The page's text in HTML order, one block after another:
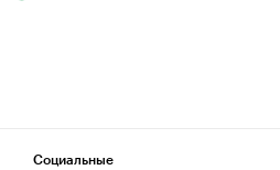
Социальные